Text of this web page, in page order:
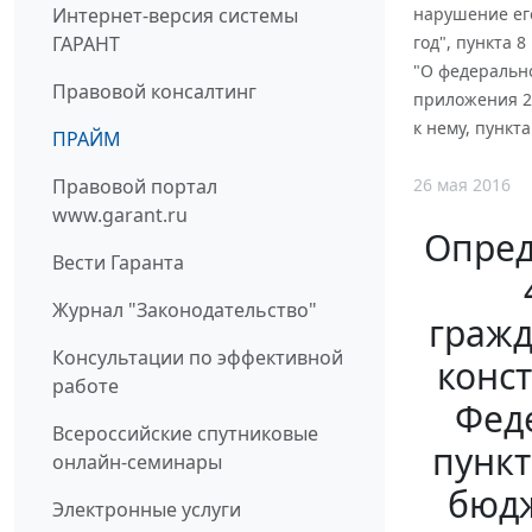
Интернет-версия системы
ГАРАНТ
Правовой консалтинг
ПРАЙМ
Правовой портал
www.garant.ru
Вести Гаранта
Журнал "Законодательство"
Консультации по эффективной
работе
Всероссийские спутниковые
онлайн-семинары
Электронные услуги
нарушение
год", пункта
"О
приложения
к нему,
26 мая 2016